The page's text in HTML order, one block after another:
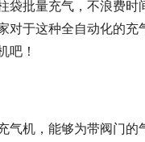
袋批量充气，不浪费
对于这种全自动化的
吧！
气机，能够为带阀门